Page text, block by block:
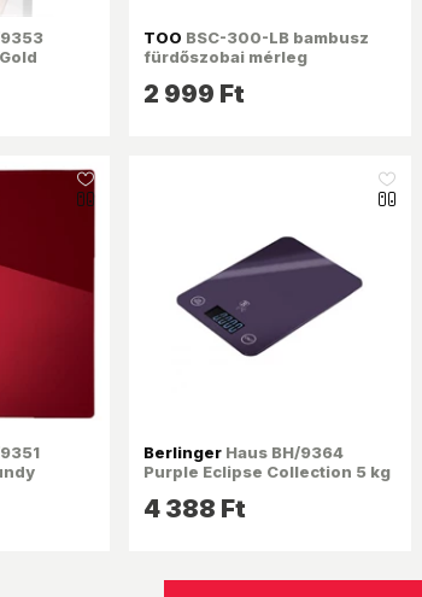
TOO BSC-300-LB bambusz
fürdőszobai mérleg
2 999 Ft
like_16 like_16
Berlinger Haus BH/9364
Purple Eclipse Collection 5 kg
mérleg
4 388 Ft